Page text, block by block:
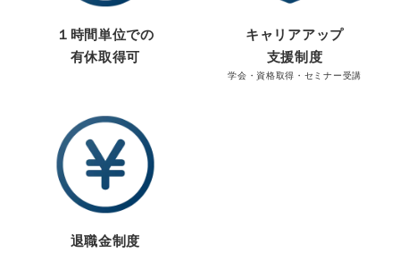
１時間単位での
有休取得可
キャリアアップ
支援制度
学会・資格取得・セミナー受講
退職金制度